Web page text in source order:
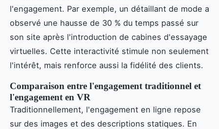
l'engagement. Par exemple, un détaillant de mode a
observé une hausse de 30 % du temps passé sur
son site après l'introduction de cabines d'essayage
virtuelles. Cette interactivité stimule non seulement
l'intérêt, mais renforce aussi la fidélité des clients.
Comparaison entre l'engagement traditionnel et
l'engagement en VR
Traditionnellement, l'engagement en ligne repose
sur des images et des descriptions statiques. En